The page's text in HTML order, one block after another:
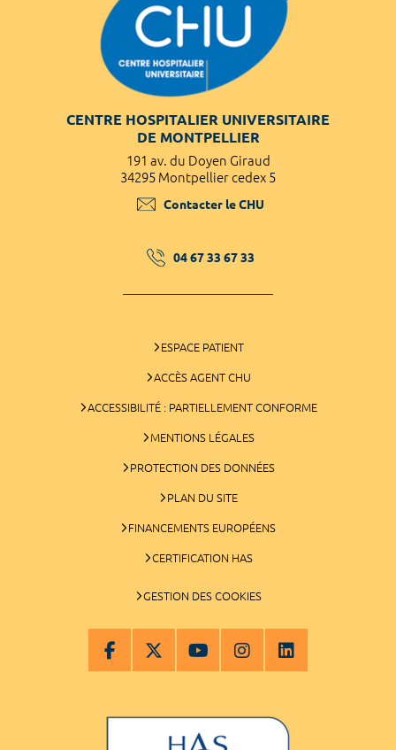
CENTRE HOSPITALIER UNIVERSITAIRE
DE MONTPELLIER
191 av. du Doyen Giraud
34295 Montpellier cedex 5
Contacter le CHU
04 67 33 67 33
ESPACE PATIENT
ACCÈS AGENT CHU
ACCESSIBILITÉ : PARTIELLEMENT CONFORME
MENTIONS LÉGALES
PROTECTION DES DONNÉES
PLAN DU SITE
FINANCEMENTS EUROPÉENS
CERTIFICATION HAS
GESTION DES COOKIES